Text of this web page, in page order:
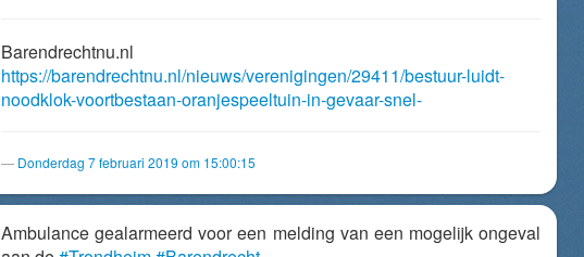
Barendrechtnu.nl
https://barendrechtnu.nl/nieuws/verenigingen/29411/bestuur-luidt-
noodklok-voortbestaan-oranjespeeltuin-in-gevaar-snel-
Donderdag 7 februari 2019 om 15:00:15
Ambulance gealarmeerd voor een melding van een mogelijk ongeval